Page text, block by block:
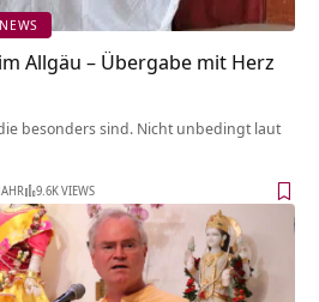
NEWS
Allgäu – Übergabe mit Herz
besonders sind. Nicht unbedingt laut
9.6K VIEWS